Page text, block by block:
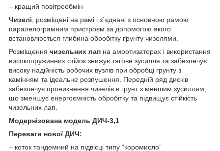
– кращий повітрообмін
Чизелі , розміщені на рамі і з`єднані з основною рамою
паралелограмним пристроєм за допомогою якого
встановлюється глибина обробітку ґрунту чизелями.
Розміщення чизельних лап на амортизаторах і використання
високопружинних стійок знижує тягове зусилля та забезпечує
високу надійність робочих вузлів при обробці грунту з
камінням та ідеальне розпушення. Передній ряд дисків
забезпечує проникнення чизелів в грунт з меншим зусиллям,
що зменшує енергоємність обробітку та підвищує стійкість
чизельних лап.
Модернізована модель ДИЧ-3,1
Переваги нової ДИЧ:
– коток тандемний на підвісці типу “коромисло”